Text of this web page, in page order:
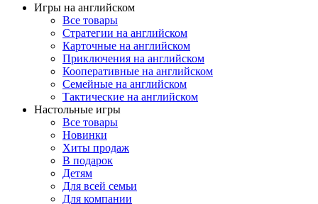
Игры на английском
Все товары
Стратегии на английском
Карточные на английском
Приключения на английском
Кооперативные на английском
Семейные на английском
Тактические на английском
Настольные игры
Все товары
Новинки
Хиты продаж
В подарок
Детям
Для всей семьи
Для компании